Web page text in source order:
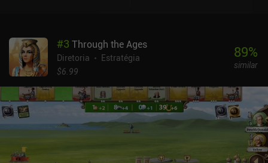
#3 Through the Ages
Diretoria
Estratégia
$6.99
89%
similar